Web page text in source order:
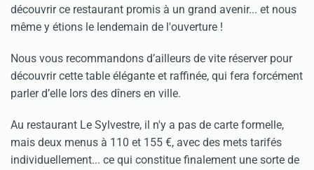
découvrir ce restaurant promis à un grand avenir... et nous
même y étions le lendemain de l'ouverture !
Nous vous recommandons d’ailleurs de vite réserver pour
découvrir cette table élégante et raffinée, qui fera forcément
parler d’elle lors des dîners en ville.
Au restaurant Le Sylvestre, il n'y a pas de carte formelle,
mais deux menus à 110 et 155 €, avec des mets tarifés
individuellement... ce qui constitue finalement une sorte de